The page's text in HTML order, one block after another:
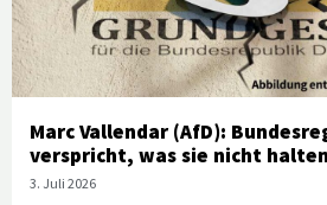
Marc Vallendar (AfD):
verspricht, was sie nicht
3. Juli 2026